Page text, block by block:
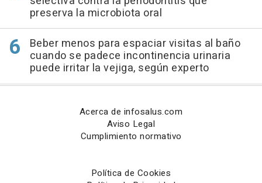
preserva la microbiota oral
Beber menos para espaciar visitas al baño
cuando se padece incontinencia urinaria
puede irritar la vejiga, según experto
Acerca de infosalus.com
Aviso Legal
Cumplimiento normativo
Política de Cookies